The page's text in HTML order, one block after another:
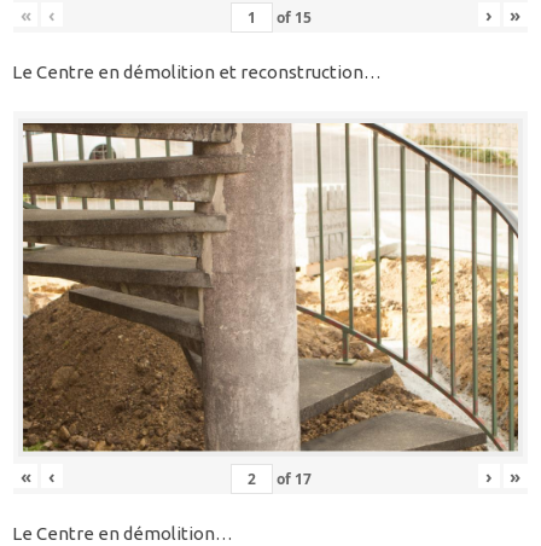
« ‹ of 15 › »
Le Centre en démolition et reconstruction…
« ‹ of 17 › »
Le Centre en démolition…